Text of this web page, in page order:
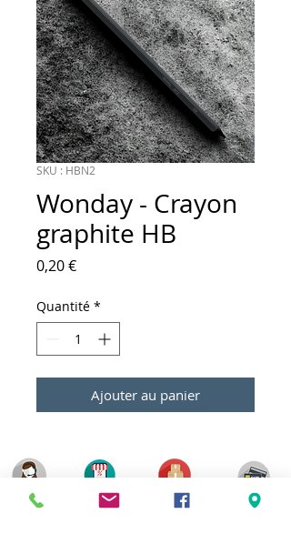
SKU : HBN2
Wonday - Crayon
graphite HB
0,20 €Prix
Quantité *
Ajouter au panier
Service client
Paiement sécurisé
Click & Collect 2H
Livraison gratuite